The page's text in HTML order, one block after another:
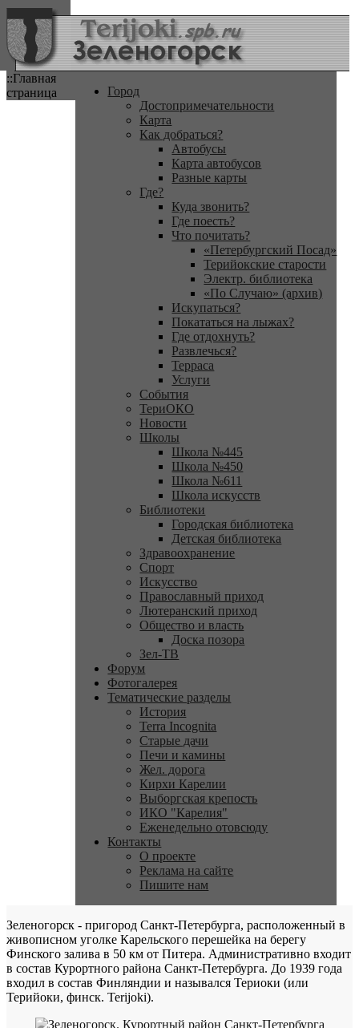
::Главная
страница
Город
Достопримечательности
Карта
Как добраться?
Автобусы
Карта автобусов
Разные карты
Где?
Куда звонить?
Где поесть?
Что почитать?
«Петербургский Посад»
Терийокские старости
Электр. библиотека
«По Случаю» (архив)
Искупаться?
Покататься на лыжах?
Где отдохнуть?
Развлечься?
Терраса
Услуги
События
ТериОКО
Новости
Школы
Школа №445
Школа №450
Школа №611
Школа искусств
Библиотеки
Городская библиотека
Детская библиотека
Здравоохранение
Спорт
Искусство
Православный приход
Лютеранский приход
Общество и власть
Доска позора
Зел-ТВ
Форум
Фотогалерея
Тематические разделы
История
Terra Incognita
Старые дачи
Печи и камины
Жел. дорога
Кирхи Карелии
Выборгская крепость
ИКО "Карелия"
Еженедельно отовсюду
Контакты
О проекте
Реклама на сайте
Пишите нам
Зеленогорск - пригород Санкт-Петербурга, расположенный в
живописном уголке Карельского перешейка на берегу
Финского залива в 50 км от Питера. Административно входит
в состав Курортного района Санкт-Петербурга. До 1939 года
входил в состав Финляндии и назывался Териоки (или
Терийоки, финск. Terijoki).